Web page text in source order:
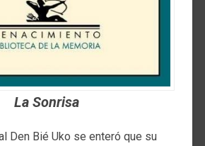
La Sonrisa
Den Bié Uko se enteró que su